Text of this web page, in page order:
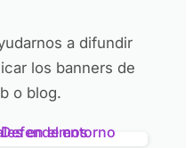
a difundir
los banners de
o blog.